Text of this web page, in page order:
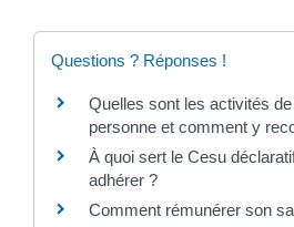
Questions ? Réponses !
Quelles sont les activités
personne et comment y
À quoi sert le Cesu
adhérer ?
Comment rémunérer son